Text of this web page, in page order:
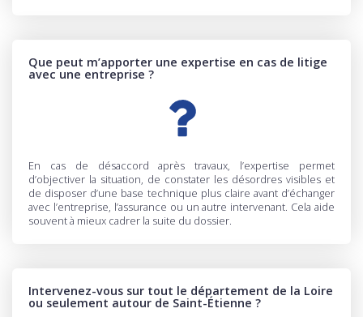
Que peut m’apporter une expertise en cas de litige
avec une entreprise ?
En cas de désaccord après travaux, l’expertise permet
d’objectiver la situation, de constater les désordres visibles et
de disposer d’une base technique plus claire avant d’échanger
avec l’entreprise, l’assurance ou un autre intervenant. Cela aide
souvent à mieux cadrer la suite du dossier.
Intervenez-vous sur tout le département de la Loire
ou seulement autour de Saint-Étienne ?